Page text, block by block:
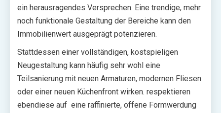
ein herausragendes Versprechen. Eine trendige, mehr
noch funktionale Gestaltung der Bereiche kann den
Immobilienwert ausgeprägt potenzieren.
Stattdessen einer vollständigen, kostspieligen
Neugestaltung kann häufig sehr wohl eine
Teilsanierung mit neuen Armaturen, modernen Fliesen
oder einer neuen Küchenfront wirken. respektieren
ebendiese auf eine raffinierte, offene Formwerdung